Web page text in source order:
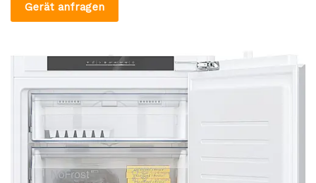
Gerät anfragen